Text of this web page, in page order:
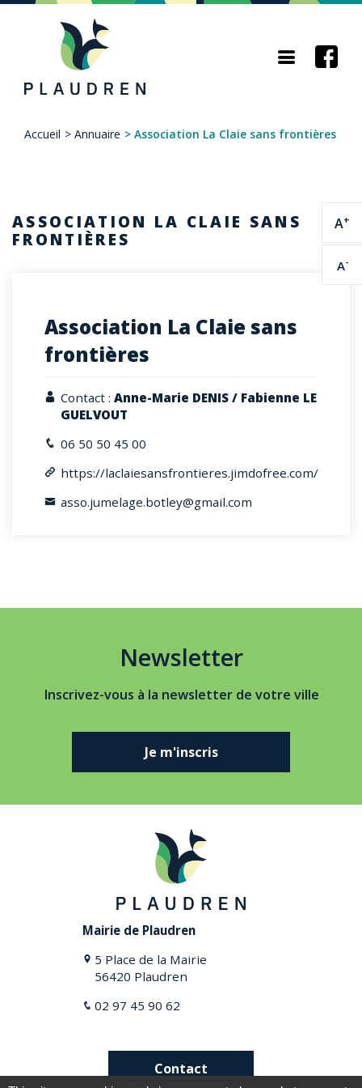
Aller
contenu
principal
A+
A-
Accueil > Annuaire > Association La Claie sans frontières
ASSOCIATION LA CLAIE SANS
FRONTIÈRES
Association La Claie sans
frontières
Contact : Anne-Marie DENIS / Fabienne LE
GUELVOUT
06 50 50 45 00
https://laclaiesansfrontieres.jimdofree.com/
asso.jumelage.botley@gmail.com
Newsletter
Inscrivez-vous à la newsletter de votre ville
Je m'inscris
Mairie de Plaudren
5 Place de la Mairie
56420 Plaudren
02 97 45 90 62
Contact